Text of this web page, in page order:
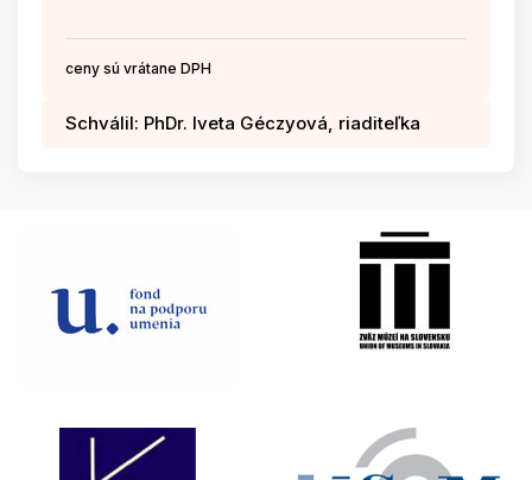
ceny sú vrátane DPH
Schválil: PhDr. Iveta Géczyová, riaditeľka